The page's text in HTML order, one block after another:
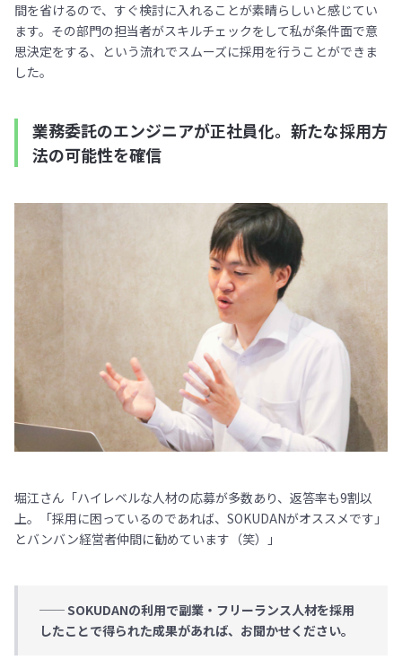
間を省けるので、すぐ検討に入れることが素晴らしいと感じてい
ます。その部門の担当者がスキルチェックをして私が条件面で意
思決定をする、という流れでスムーズに採用を行うことができま
した。
業務委託のエンジニアが正社員化。新たな採用方
法の可能性を確信
堀江さん「ハイレベルな人材の応募が多数あり、返答率も9割以
上。「採用に困っているのであれば、SOKUDANがオススメです」
とバンバン経営者仲間に勧めています（笑）」
── SOKUDANの利用で副業・フリーランス人材を採用
したことで得られた成果があれば、お聞かせください。